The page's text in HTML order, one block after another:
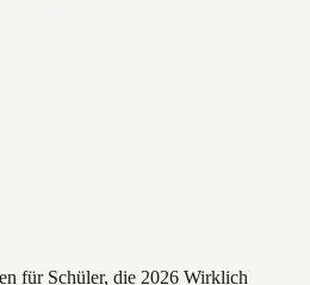
für Schüler, die 2026 Wirklich